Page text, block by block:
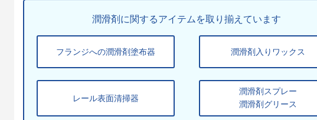
潤滑剤に関するアイテムを取り揃えています
フランジへの潤滑剤塗布器 潤滑剤入りワックス
レール表面清掃器
潤滑剤スプレー
潤滑剤グリース